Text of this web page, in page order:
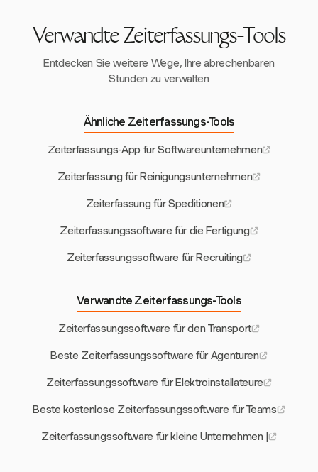
Verwandte Zeiterfassungs-Tools
Entdecken Sie weitere Wege, Ihre abrechenbaren
Stunden zu verwalten
Ähnliche Zeiterfassungs-Tools
Zeiterfassungs-App für Softwareunternehmen
Zeiterfassung für Reinigungsunternehmen
Zeiterfassung für Speditionen
Zeiterfassungssoftware für die Fertigung
Zeiterfassungssoftware für Recruiting
Verwandte Zeiterfassungs-Tools
Zeiterfassungssoftware für den Transport
Beste Zeiterfassungssoftware für Agenturen
Zeiterfassungssoftware für Elektroinstallateure
Beste kostenlose Zeiterfassungssoftware für Teams
Zeiterfassungssoftware für kleine Unternehmen |